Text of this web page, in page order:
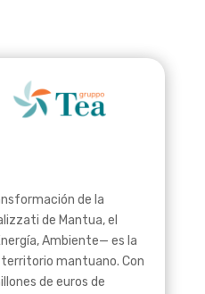
de la
de Mantua, el
Ambiente— es la
mantuano. Con
de euros de